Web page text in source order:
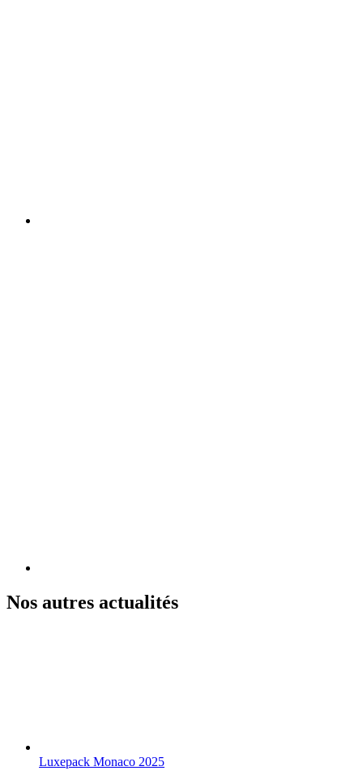
Nos autres actualités
Luxepack Monaco 2025